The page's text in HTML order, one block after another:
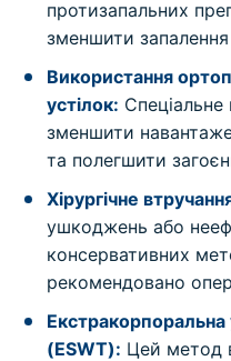
протизапальних
зменшити
Використання
устілок:
зменшити
та полегшити
Хірургічне
ушкоджень або
консервативних
рекомендовано
(ESWT): Цей метод